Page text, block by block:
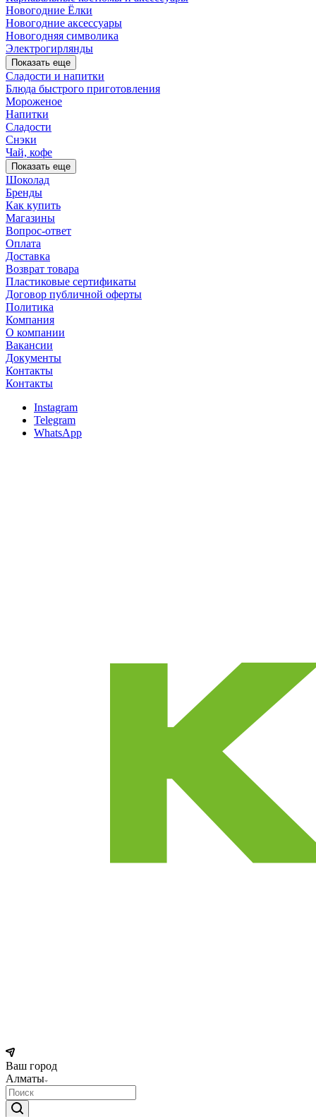
Новогодние Ёлки
Новогодние аксессуары
Новогодняя символика
Электрогирлянды
Показать еще
Сладости и напитки
Блюда быстрого приготовления
Мороженое
Напитки
Сладости
Снэки
Чай, кофе
Показать еще
Шоколад
Бренды
Как купить
Магазины
Вопрос-ответ
Оплата
Доставка
Возврат товара
Пластиковые сертификаты
Договор публичной оферты
Политика
Компания
О компании
Вакансии
Документы
Контакты
Контакты
Instagram
Telegram
WhatsApp
Ваш город
Алматы